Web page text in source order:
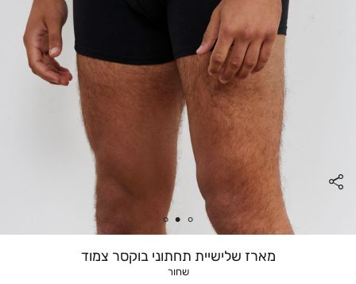
מארז שלישיית תחתוני בוקסר צמוד
שחור